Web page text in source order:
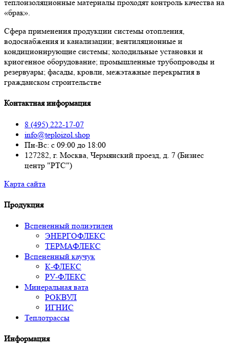
теплоизоляционные материалы проходят контроль качества на
«брак».
Сфера применения продукции системы отопления,
водоснабжения и канализации; вентиляционные и
кондиционирующие системы; холодильные установки и
криогенное оборудование; промышленные трубопроводы и
резервуары; фасады, кровли, межэтажные перекрытия в
гражданском строительстве
Контактная информация
8 (495) 222-17-07
info@teploizol.shop
Пн-Вс: с 09:00 до 18:00
127282, г. Москва, Чермянский проезд, д. 7 (Бизнес
центр "РТС")
Карта сайта
Продукция
Вспененный полиэтилен
ЭНЕРГОФЛЕКС
ТЕРМАФЛЕКС
Вспененный каучук
К-ФЛЕКС
РУ-ФЛЕКС
Минеральная вата
РОКВУЛ
ИГНИС
Теплотрассы
Информация